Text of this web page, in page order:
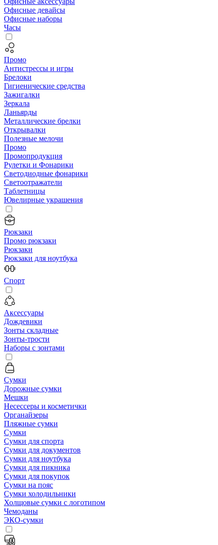
Офисные девайсы
Офисные наборы
Часы
Промо
Антистрессы и игры
Брелоки
Гигиенические средства
Зажигалки
Зеркала
Ланьярды
Металлические брелки
Открывалки
Полезные мелочи
Промо
Промопродукция
Рулетки и Фонарики
Светодиодные фонарики
Светоотражатели
Таблетницы
Ювелирные украшения
Рюкзаки
Промо рюкзаки
Рюкзаки
Рюкзаки для ноутбука
Спорт
Аксессуары
Дождевики
Зонты складные
Зонты-трости
Наборы с зонтами
Сумки
Дорожные сумки
Мешки
Несессеры и косметички
Органайзеры
Пляжные сумки
Сумки
Сумки для спорта
Сумки для документов
Сумки для ноутбука
Сумки для пикника
Сумки для покупок
Сумки на пояс
Сумки холодильники
Холщовые сумки с логотипом
Чемоданы
ЭКО-сумки